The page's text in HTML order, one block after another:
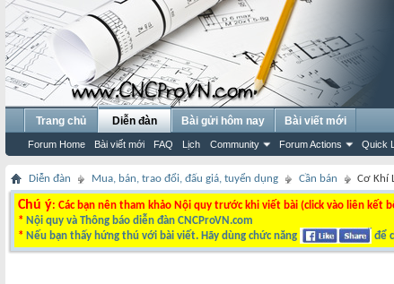
Trang chủ Diễn đàn
Forum Home Bài viết mới FAQ Lịch Community Forum Actions Quick
Bài gửi hôm nay Bài viết mới
Diễn đàn Mua, bán, trao đổi, đấu giá, tuyển dụng Cần bán Cơ Khí
Chú ý: Các bạn nên tham khảo Nội quy trước khi viết bài (click vào liên kết
* Nội quy và Thông báo diễn đàn CNCProVN.com
* Nếu bạn thấy hứng thú với bài viết. Hãy dùng chức năng để